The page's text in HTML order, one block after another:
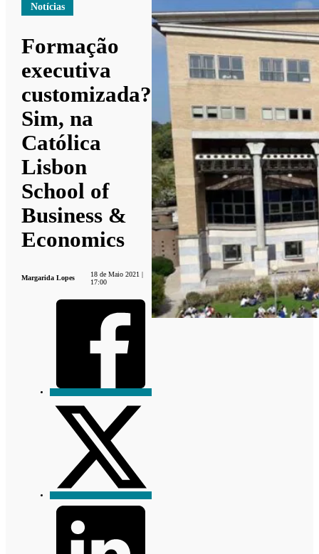
Notícias
Formação
executiva
customizada?
Sim, na
Católica
Lisbon
School of
Business &
Economics
Margarida Lopes
18 de Maio 2021 |
17:00